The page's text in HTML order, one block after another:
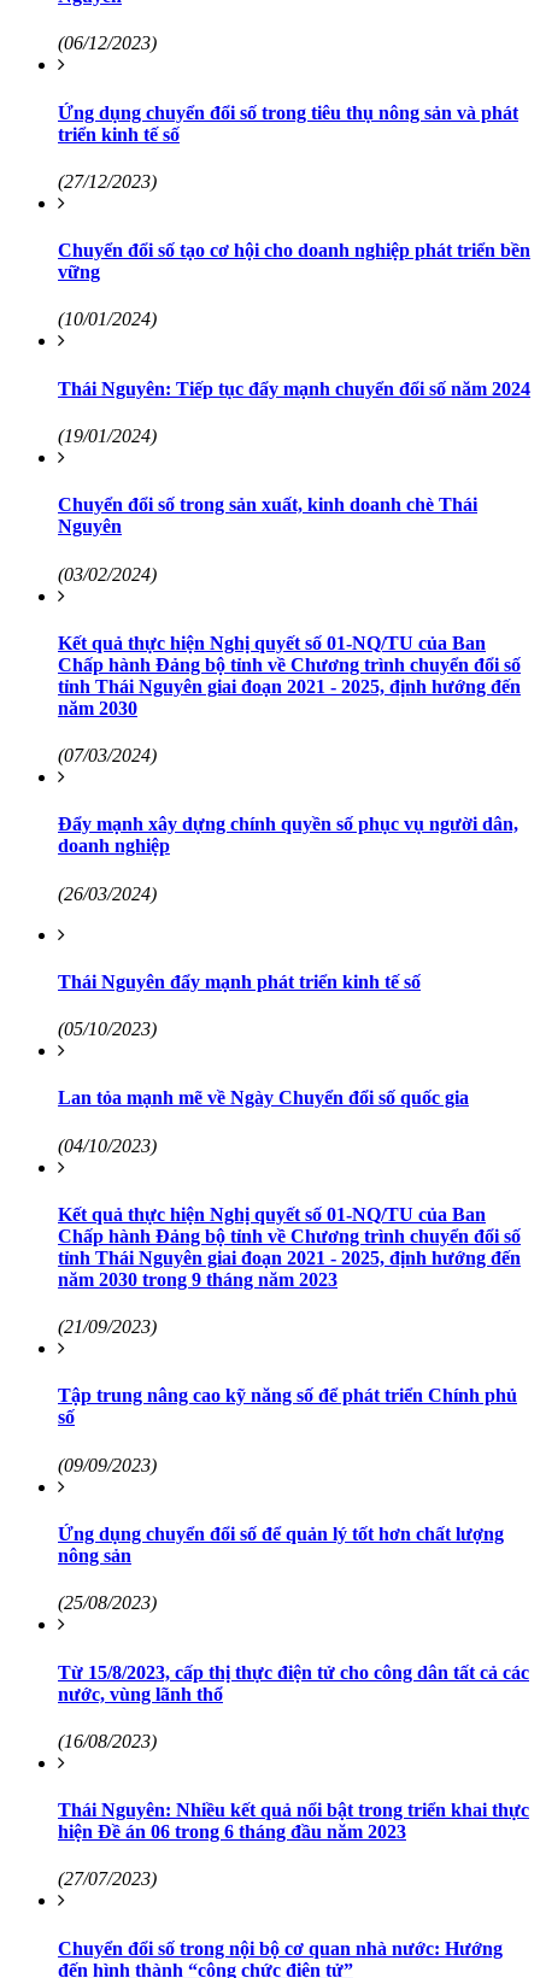
(06/12/2023)
Ứng dụng chuyển đổi số trong tiêu thụ nông sản và phát
triển kinh tế số
(27/12/2023)
Chuyển đổi số tạo cơ hội cho doanh nghiệp phát triển bền
vững
(10/01/2024)
Thái Nguyên: Tiếp tục đẩy mạnh chuyển đổi số năm 2024
(19/01/2024)
Chuyển đổi số trong sản xuất, kinh doanh chè Thái
Nguyên
(03/02/2024)
Kết quả thực hiện Nghị quyết số 01-NQ/TU của Ban
Chấp hành Đảng bộ tỉnh về Chương trình chuyển đổi số
tỉnh Thái Nguyên giai đoạn 2021 - 2025, định hướng đến
năm 2030
(07/03/2024)
Đẩy mạnh xây dựng chính quyền số phục vụ người dân,
doanh nghiệp
(26/03/2024)
Thái Nguyên đẩy mạnh phát triển kinh tế số
(05/10/2023)
Lan tỏa mạnh mẽ về Ngày Chuyển đổi số quốc gia
(04/10/2023)
Kết quả thực hiện Nghị quyết số 01-NQ/TU của Ban
Chấp hành Đảng bộ tỉnh về Chương trình chuyển đổi số
tỉnh Thái Nguyên giai đoạn 2021 - 2025, định hướng đến
năm 2030 trong 9 tháng năm 2023
(21/09/2023)
Tập trung nâng cao kỹ năng số để phát triển Chính phủ
số
(09/09/2023)
Ứng dụng chuyển đổi số để quản lý tốt hơn chất lượng
nông sản
(25/08/2023)
Từ 15/8/2023, cấp thị thực điện tử cho công dân tất cả các
nước, vùng lãnh thổ
(16/08/2023)
Thái Nguyên: Nhiều kết quả nổi bật trong triển khai thực
hiện Đề án 06 trong 6 tháng đầu năm 2023
(27/07/2023)
Chuyển đổi số trong nội bộ cơ quan nhà nước: Hướng
đến hình thành “công chức điện tử”